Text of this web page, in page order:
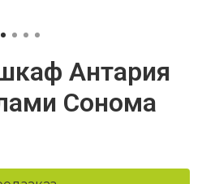
Антария
Сонома